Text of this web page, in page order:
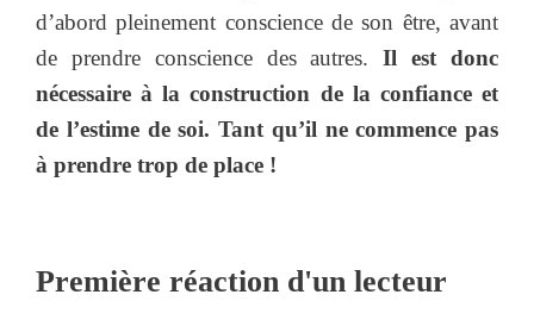
d’abord pleinement conscience de son être, avant
de prendre conscience des autres. Il est donc
nécessaire à la construction de la confiance et
de l’estime de soi. Tant qu’il ne commence pas
à prendre trop de place !
Première réaction d'un lecteur